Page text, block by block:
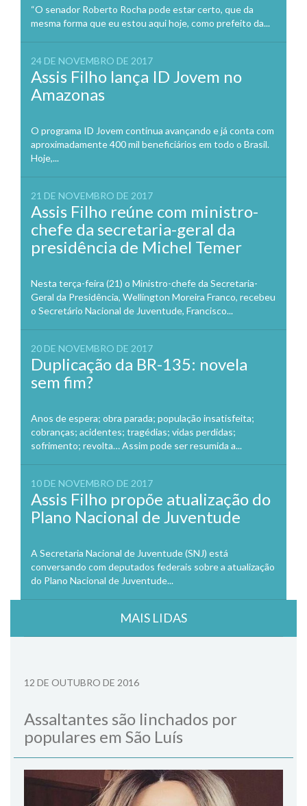
“O senador Roberto Rocha pode estar certo, que da
mesma forma que eu estou aqui hoje, como prefeito da...
24 DE NOVEMBRO DE 2017
Assis Filho lança ID Jovem no
Amazonas
O programa ID Jovem continua avançando e já conta com
aproximadamente 400 mil beneficiários em todo o Brasil.
Hoje,...
21 DE NOVEMBRO DE 2017
Assis Filho reúne com ministro-
chefe da secretaria-geral da
presidência de Michel Temer
Nesta terça-feira (21) o Ministro-chefe da Secretaria-
Geral da Presidência, Wellington Moreira Franco, recebeu
o Secretário Nacional de Juventude, Francisco...
20 DE NOVEMBRO DE 2017
Duplicação da BR-135: novela
sem fim?
Anos de espera; obra parada; população insatisfeita;
cobranças; acidentes; tragédias; vidas perdidas;
sofrimento; revolta… Assim pode ser resumida a...
10 DE NOVEMBRO DE 2017
Assis Filho propõe atualização do
Plano Nacional de Juventude
A Secretaria Nacional de Juventude (SNJ) está
conversando com deputados federais sobre a atualização
do Plano Nacional de Juventude...
MAIS LIDAS
12 DE OUTUBRO DE 2016
Assaltantes são linchados por
populares em São Luís